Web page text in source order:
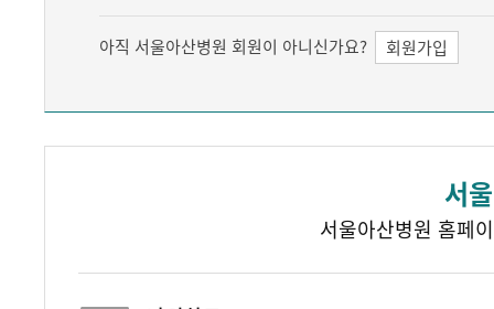
아직 서울아산병원 회원이 아니신가요? 회원가입
서
서울아산병원 홈페